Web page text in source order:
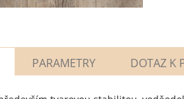
PARAMETRY DOTAZ K